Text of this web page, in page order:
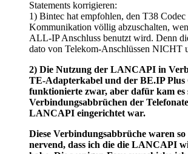
Statements korrigieren:
1) Bintec hat empfohlen, den T38
Kommunikation völlig abzuschalten,
ALL-IP Anschluss benutzt wird. Denn
dato von Telekom-Anschlüssen NICHT
2) Die Nutzung der LANCAPI in
TE-Adapterkabel und der BE.IP
funktionierte zwar, aber dafür kam es
Verbindungsabbrüchen der
LANCAPI eingerichtet war.
Diese Verbindungsabbrüche waren
nervend, dass ich die die LANCAPI